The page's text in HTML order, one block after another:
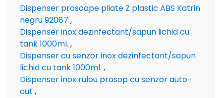
Dispenser prosoape pliate Z plastic ABS Katrin
negru 92087 ,
Dispenser inox dezinfectant/sapun lichid cu
tank 1000ml. ,
Dispenser cu senzor inox dezinfectant/sapun
lichid cu tank 1000ml. ,
Dispenser inox rulou prosop cu senzor auto-
cut ,